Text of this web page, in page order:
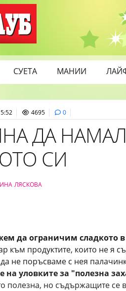
СУЕТА МАНИИ
4695 0
ДА
СИ
ЛЯСКОВА
да ограничим сладкото в
към продуктите, които не я
не поръсваме с нея
на уловките за "полезна
полезна, но съдържащите се